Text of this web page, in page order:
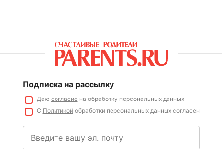
Подписка на рассылку
Даю согласиена обработку персональных данных
С Политикойобработки персональных данных согласен